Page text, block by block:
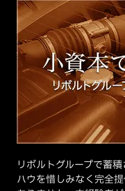
リボルトグループで蓄
ハウを惜しみなく完全